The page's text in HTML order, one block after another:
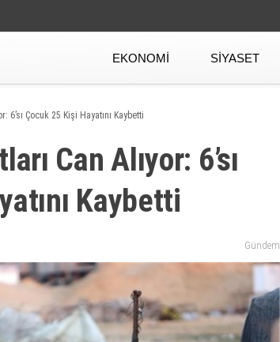
EKONOMI SIYASET
6’sı Çocuk 25 Kişi Hayatını Kaybetti
Can Alıyor: 6’sı
Kaybetti
Gündem